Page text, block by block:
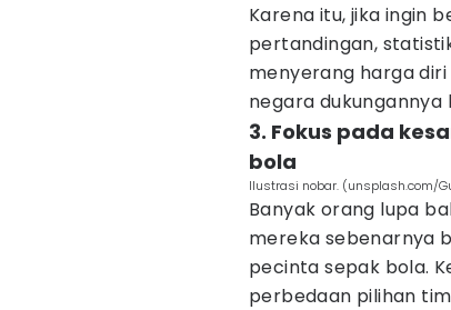
Karena itu, jika ingin
pertandingan,
menyerang harga
negara dukungannya
3. Fokus pada
bola
Ilustrasi nobar. (unsplash.com/
Banyak orang lupa
mereka sebenarnya
pecinta sepak bola.
perbedaan pilihan